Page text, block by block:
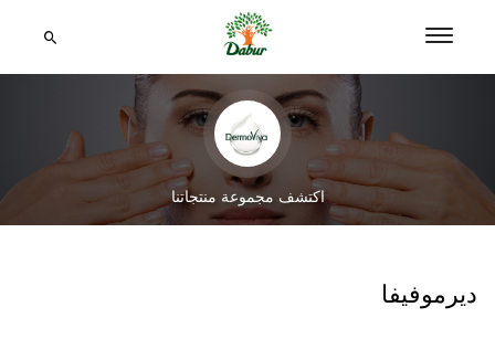
اكتشف مجموعة منتجاتنا
ديرموفيفا